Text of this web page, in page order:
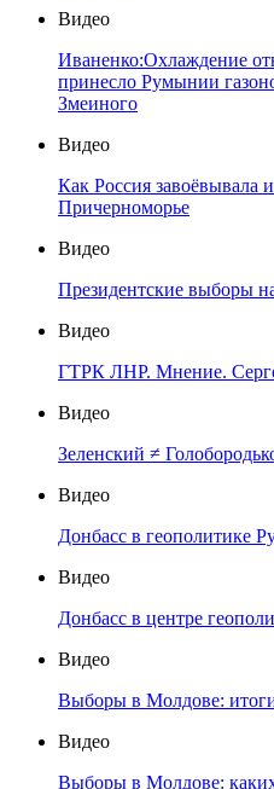
Видео
Иваненко:Охлаждение
принесло Румынии
Змеиного
Видео
Как Россия завоёвывала
Причерноморье
Видео
Президентские выборы
Видео
ГТРК ЛНР. Мнение.
Видео
Зеленский ≠
Видео
Донбасс в геополитике
Видео
Донбасс в центре
Видео
Выборы в Молдове:
Видео
Выборы в Молдове: